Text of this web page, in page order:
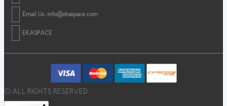
Email Us: info@ekaspace.com
EKASPACE
© ALL RIGHTS RESERVED